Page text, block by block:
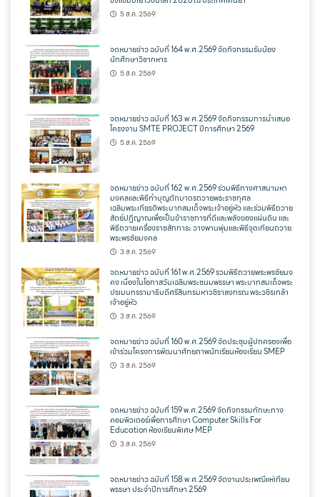
5 ส.ค. 2569
จดหมายข่าว ฉบับที่ 164 พ.ศ.2569 จัดกิจกรรมรับน้อง
นักศึกษาวิชาทหาร
5 ส.ค. 2569
จดหมายข่าว ฉบับที่ 163 พ.ศ.2569 จัดกิจกรรมการนำเสนอ
โครงงาน SMTE PROJECT ปีการศึกษา 2569
5 ส.ค. 2569
จดหมายข่าว ฉบับที่ 162 พ.ศ.2569 ร่วมพิธีทางศาสนามหา
มงคลและพิธีทำบุญตักบาตรถวายพระราชกุศล
เฉลิมพระเกียรติพระบาทสมเด็จพระเจ้าอยู่หัว และร่วมพิธีถวาย
สัตย์ปฏิญาณเพื่อเป็นข้าราชการที่ดีและพลังของแผ่นดิน และ
พิธีถวายเครื่องราชสักการะ วางพานพุ่มและพิธีจุดเทียนถวาย
พระพรชัยมงคล
3 ส.ค. 2569
จดหมายข่าว ฉบับที่ 161 พ.ศ.2569 รวมพิธีถวายพระพรชัยมง
คง เนื่องในโอกาสวันเฉลิมพระชนมพรรษา พระบาทสมเด็จพระ
ปรเมนทรรามาธิบดีศรีสินทรมหาวชิราลงกรณ พระวชิรเกล้า
เจ้าอยู่หัว
3 ส.ค. 2569
จดหมายข่าว ฉบับที่ 160 พ.ศ.2569 จัดประชุมผู้ปกครองเพื่อ
เข้าร่วมโครงการพัฒนาศักยภาพนักเรียนห้องเรียน SMEP
3 ส.ค. 2569
จดหมายข่าว ฉบับที่ 159 พ.ศ.2569 จัดกิจกรรมทักษะทาง
คอมพิวเตอร์เพื่อการศึกษา Computer Skills For
Education ห้องเรียนพิเศษ MEP
3 ส.ค. 2569
จดหมายข่าว ฉบับที่ 158 พ.ศ.2569 จัดงานประเพณีแห่เทียน
พรรษา ประจำปีการศึกษา 2569